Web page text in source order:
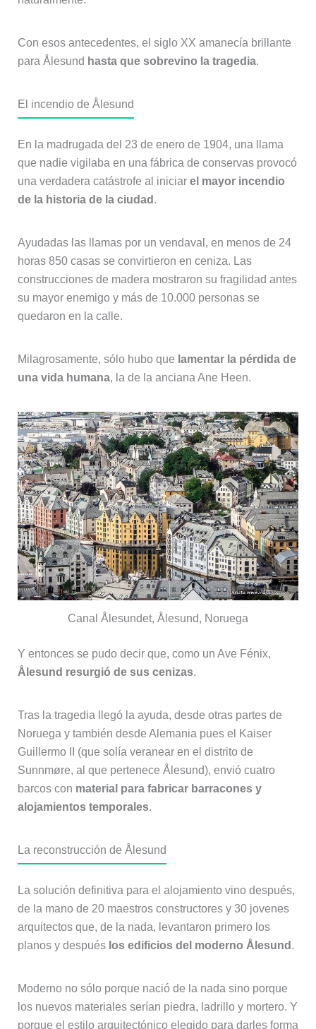
Con esos antecedentes, el siglo XX amanecía brillante
para Ålesund hasta que sobrevino la tragedia.
El incendio de Ålesund
En la madrugada del 23 de enero de 1904, una llama
que nadie vigilaba en una fábrica de conservas provocó
una verdadera catástrofe al iniciar el mayor incendio
de la historia de la ciudad .
Ayudadas las llamas por un vendaval, en menos de 24
horas 850 casas se convirtieron en ceniza. Las
construcciones de madera mostraron su fragilidad antes
su mayor enemigo y más de 10.000 personas se
quedaron en la calle.
Milagrosamente, sólo hubo que lamentar la pérdida de
una vida humana, la de la anciana Ane Heen.
Canal Ålesundet, Ålesund, Noruega
Y entonces se pudo decir que, como un Ave Fénix,
Ålesund resurgió de sus cenizas.
Tras la tragedia llegó la ayuda, desde otras partes de
Noruega y también desde Alemania pues el Kaiser
Guillermo II (que solía veranear en el distrito de
Sunnmøre, al que pertenece Ålesund), envió cuatro
barcos con material para fabricar barracones y
alojamientos temporales.
La reconstrucción de Ålesund
La solución definitiva para el alojamiento vino después,
de la mano de 20 maestros constructores y 30 jovenes
arquitectos que, de la nada, levantaron primero los
planos y después los edificios del moderno Ålesund .
Moderno no sólo porque nació de la nada sino porque
los nuevos materiales serían piedra, ladrillo y mortero. Y
porque el estilo arquitectónico elegido para darles forma